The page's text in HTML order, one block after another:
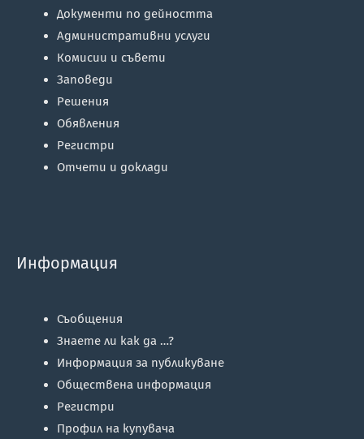
Документи по дейността
Административни услуги
Комисии и съвети
Заповеди
Решения
Обявления
Регистри
Отчети и доклади
Информация
Съобщения
Знаете ли как да …?
Информация за публикуване
Обществена информация
Регистри
Профил на купувача